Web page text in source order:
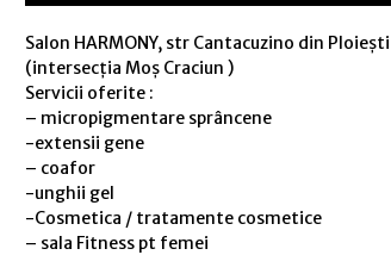
Salon HARMONY, str Cantacuzino din Ploiești
(intersecția Moș Craciun )
Servicii oferite :
– micropigmentare sprâncene
-extensii gene
– coafor
-unghii gel
-Cosmetica / tratamente cosmetice
– sala Fitness pt femei